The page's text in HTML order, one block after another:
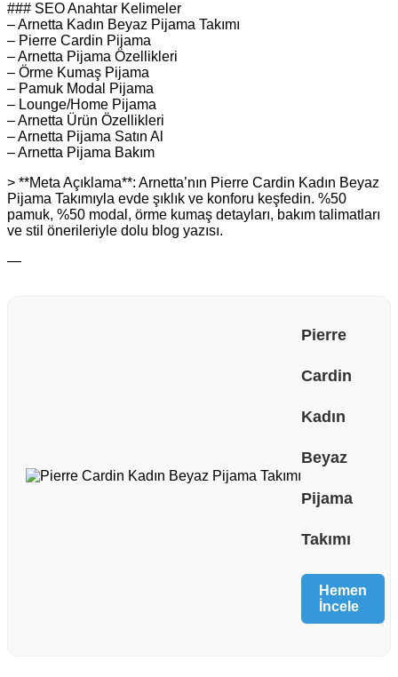
### SEO Anahtar Kelimeler
– Arnetta Kadın Beyaz Pijama Takımı
– Pierre Cardin Pijama
– Arnetta Pijama Özellikleri
– Örme Kumaş Pijama
– Pamuk Modal Pijama
– Lounge/Home Pijama
– Arnetta Ürün Özellikleri
– Arnetta Pijama Satın Al
– Arnetta Pijama Bakım
> **Meta Açıklama**: Arnetta’nın Pierre Cardin Kadın Beyaz
Pijama Takımıyla evde şıklık ve konforu keşfedin. %50
pamuk, %50 modal, örme kumaş detayları, bakım talimatları
ve stil önerileriyle dolu blog yazısı.
—
Pierre
Cardin
Kadın
Beyaz
Pijama
Takımı
Hemen
İncele